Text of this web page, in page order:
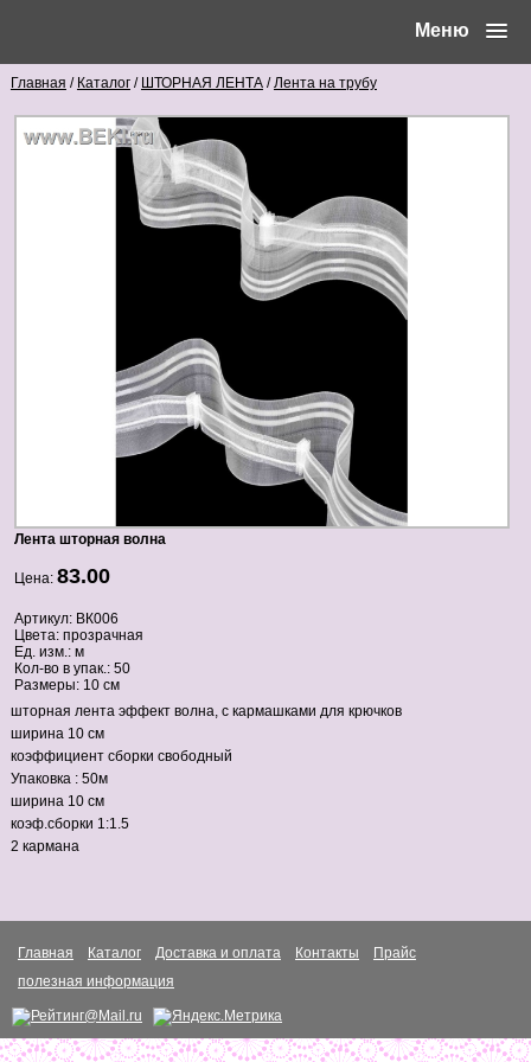
Меню
Главная / Каталог/ ШТОРНАЯ ЛЕНТА/Лента на трубу
Лента шторная волна
Цена: 83.00
Артикул: ВК006
Цвета: прозрачная
Ед. изм.: м
Кол-во в упак.: 50
Размеры: 10 см
шторная лента эффект волна, с кармашками для крючков
ширина 10 см
коэффициент сборки свободный
Упаковка : 50м
ширина 10 см
коэф.сборки 1:1.5
2 кармана
Главная Каталог Доставка и оплата Контакты
Прайс
полезная информация